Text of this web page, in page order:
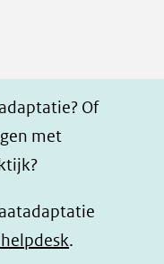
Of
met
helpdesk.